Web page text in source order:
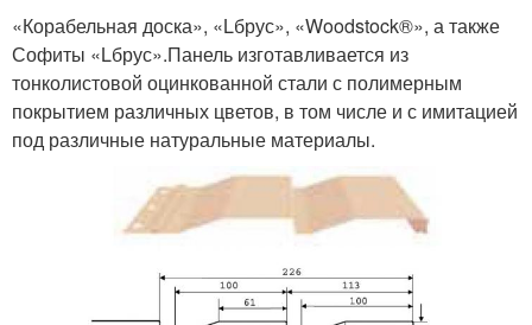
«Корабельная доска», «Lбрус», «Woodstock®», а также
Софиты «Lбрус».Панель изготавливается из
тонколистовой оцинкованной стали с полимерным
покрытием различных цветов, в том числе и с имитацией
под различные натуральные материалы.